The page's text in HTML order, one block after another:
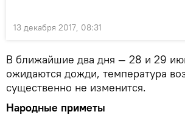
13 декабря 2017, 08:31
В ближайшие два дня — 28 и 29
ожидаются дожди, температура
существенно не изменится.
Народные приметы